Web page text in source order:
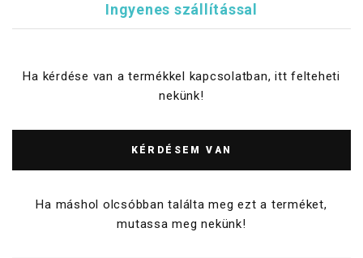
Ingyenes szállítással
Ha kérdése van a termékkel kapcsolatban, itt felteheti
nekünk!
KÉRDÉSEM VAN
Ha máshol olcsóbban találta meg ezt a terméket,
mutassa meg nekünk!